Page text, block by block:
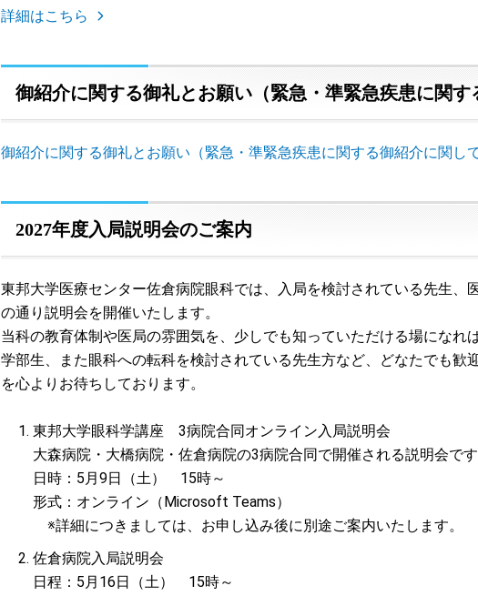
詳細はこちら
御紹介に関する御礼とお願い（緊急・準緊急疾患に関す
御紹介に関する御礼とお願い（緊急・準緊急疾患に関する御紹介に関し
2027年度入局説明会のご案内
東邦大学医療センター佐倉病院眼科では、入局を検討されている先生、
の通り説明会を開催いたします。
当科の教育体制や医局の雰囲気を、少しでも知っていただける場になれ
学部生、また眼科への転科を検討されている先生方など、どなたでも歓
を心よりお待ちしております。
東邦大学眼科学講座 3病院合同オンライン入局説明会
大森病院・大橋病院・佐倉病院の3病院合同で開催される説明会です
日時：5月9日（土） 15時～
形式：オンライン（Microsoft Teams）
※詳細につきましては、お申し込み後に別途ご案内いたします。
佐倉病院入局説明会
日程：5月16日（土） 15時～